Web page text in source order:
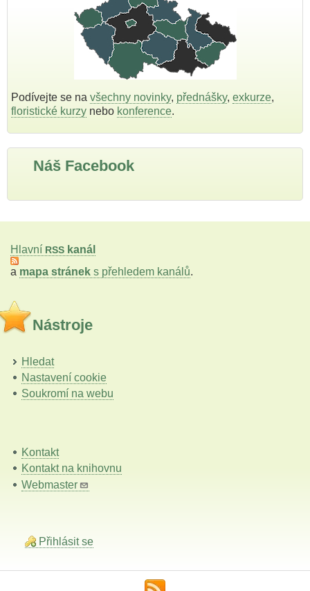
Podívejte se na všechny novinky, přednášky, exkurze,
floristické kurzy nebo konference.
Náš Facebook
Hlavní RSS kanál
a mapa stránek s přehledem kanálů.
Nástroje
Hledat
Nastavení cookie
Soukromí na webu
Kontakt
Kontakt na knihovnu
Webmaster
Přihlásit se